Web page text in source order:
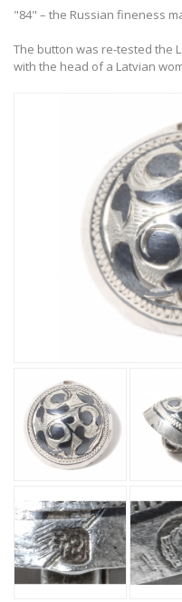
"84" – the Russian fineness
The button was re-tested the
with the head of a Latvian